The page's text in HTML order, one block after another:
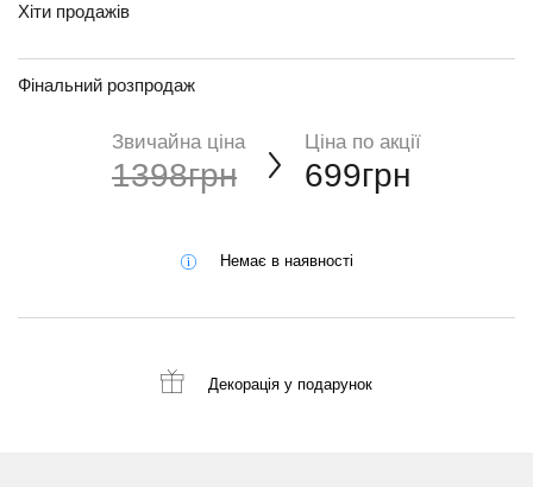
Хіти продажів
Фінальний розпродаж
Звичайна ціна
1398грн
Ціна по акції
699грн
Немає в наявності
Декорація у подарунок